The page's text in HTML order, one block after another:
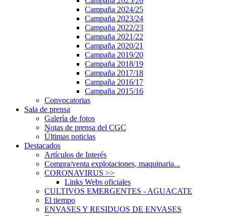
Campaña 2024/25
Campaña 2023/24
Campaña 2022/23
Campaña 2021/22
Campaña 2020/21
Campaña 2019/20
Campaña 2018/19
Campaña 2017/18
Campaña 2016/17
Campaña 2015/16
Convocatorias
Sala de prensa
Galería de fotos
Notas de prensa del CGC
Últimas noticias
Destacados
Artículos de Interés
Compra/venta explotaciones, maquinaria...
CORONAVIRUS >>
Links Webs oficiales
CULTIVOS EMERGENTES - AGUACATE
El tiempo
ENVASES Y RESIDUOS DE ENVASES